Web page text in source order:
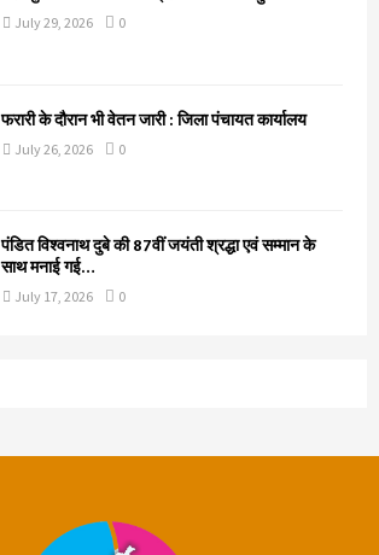
July 29, 2026 0
फरारी के दौरान भी वेतन जारी : जिला पंचायत कार्यालय
July 26, 2026 0
पंडित विश्वनाथ दुबे की 87वीं जयंती श्रद्धा एवं सम्मान के
साथ मनाई गई…
July 17, 2026 0